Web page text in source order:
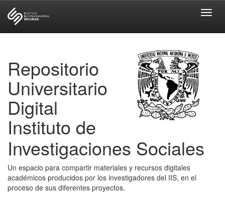
Repositorio
Universitario
Digital
Instituto de
Investigaciones Sociales
Un espacio para compartir materiales y recursos digitales
académicos producidos por los investigadores del IIS, en el
proceso de sus diferentes proyectos.